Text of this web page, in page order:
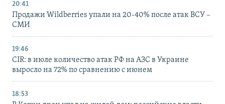
20:41
Продажи Wildberries упали на 20-40% после атак ВСУ –
СМИ
19:46
CIR: в июле количество атак РФ на АЗС в Украине
выросло на 72% по сравнению с июнем
18:53